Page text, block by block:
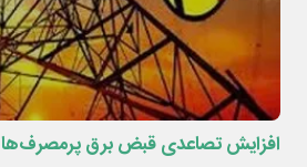
افزایش تصاعدی قبض برق پرمصرف‌ها